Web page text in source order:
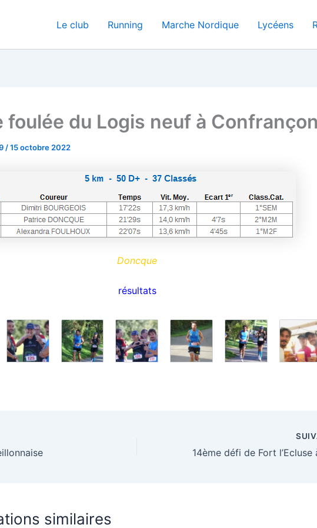
Le club Running Marche Nordique Lycéens
foulée du Logis neuf à Confrançon
/15 octobre 2022
Doncque
résultats
14ème défi de Fort l’Ecluse
similaires